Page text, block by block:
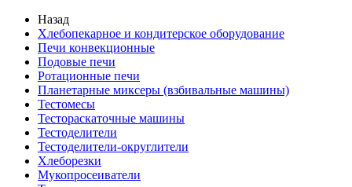
Назад
Хлебопекарное и кондитерское оборудование
Печи конвекционные
Подовые печи
Ротационные печи
Планетарные миксеры (взбивальные машины)
Тестомесы
Тестораскаточные машины
Тестоделители
Тестоделители-округлители
Хлеборезки
Мукопросеиватели